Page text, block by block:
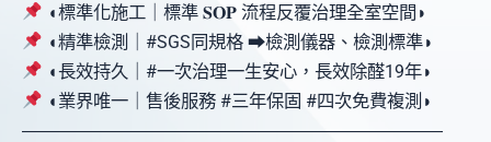
◖標準化施工｜標準 𝐒𝐎𝐏 流程反覆治理全室空間◗
◖精準檢測｜#SGS同規格 ⮕檢測儀器、檢測標準◗
◖長效持久｜#一次治理一生安心，長效除醛19年◗
◖業界唯一｜售後服務 #三年保固 #四次免費複測◗
󠀠󠀠󠀠󠀠󠀠󠀠󠀠󠀠󠀠―――――――――――――――――――󠀠󠀠󠀠󠀠――――󠀠󠀠󠀠―󠀠󠀠󠀠